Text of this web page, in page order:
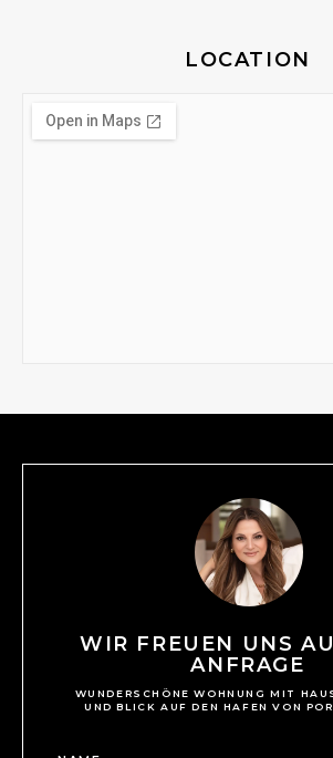
LOCATION
WIR FREUEN UNS
ANFRAGE
WUNDERSCHÖNE WOHNUNG MIT
UND BLICK AUF DEN HAFEN VON